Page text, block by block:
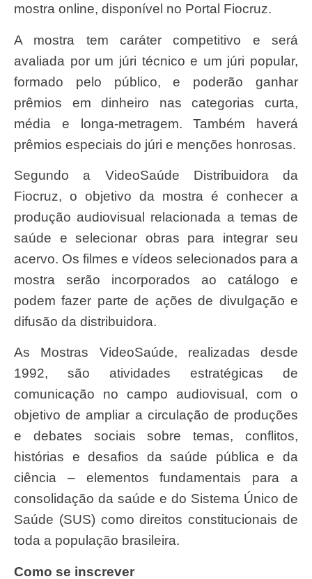
mostra online, disponível no Portal Fiocruz.
A mostra tem caráter competitivo e será
avaliada por um júri técnico e um júri popular,
formado pelo público, e poderão ganhar
prêmios em dinheiro nas categorias curta,
média e longa-metragem. Também haverá
prêmios especiais do júri e menções honrosas.
Segundo a VideoSaúde Distribuidora da
Fiocruz, o objetivo da mostra é conhecer a
produção audiovisual relacionada a temas de
saúde e selecionar obras para integrar seu
acervo. Os filmes e vídeos selecionados para a
mostra serão incorporados ao catálogo e
podem fazer parte de ações de divulgação e
difusão da distribuidora.
As Mostras VideoSaúde, realizadas desde
1992, são atividades estratégicas de
comunicação no campo audiovisual, com o
objetivo de ampliar a circulação de produções
e debates sociais sobre temas, conflitos,
histórias e desafios da saúde pública e da
ciência – elementos fundamentais para a
consolidação da saúde e do Sistema Único de
Saúde (SUS) como direitos constitucionais de
toda a população brasileira.
Como se inscrever